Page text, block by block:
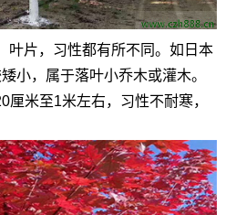
叶片，习性都有所不同。如日本
小，属于落叶小乔木或灌木。
米至1米左右，习性不耐寒，